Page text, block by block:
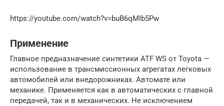
https://youtube.com/watch?v=buB6qMIb5Pw
Применение
Главное предназначение синтетики ATF WS от Toyota —
использование в трансмиссионных агрегатах легковых
автомобилей или внедорожниках. Автомате или
механике. Применяется как в автоматических с главной
передачей, так и в механических. Не исключением